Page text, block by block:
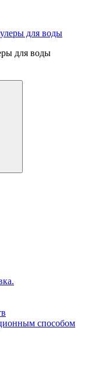
для воды
способом